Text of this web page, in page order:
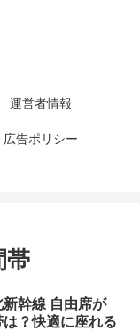
運営者情報
広告ポリシー
帯
新幹線 自由席が
？快適に座れる